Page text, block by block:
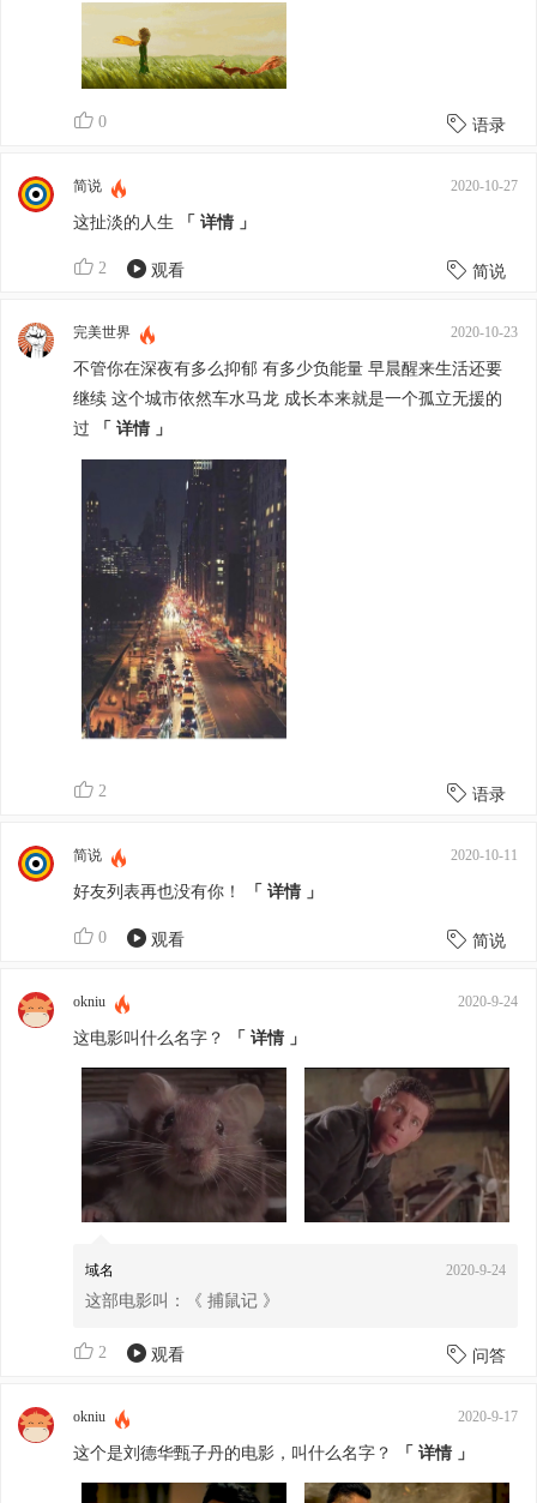
0 语录
简说 2020-10-27
这扯淡的人生 「 详情 」
2 观看 简说
完美世界 2020-10-23
不管你在深夜有多么抑郁 有多少负能量 早晨醒来生活还要
继续 这个城市依然车水马龙 ​​​​ 成长本来就是一个孤立无援的
过 「 详情 」
2 语录
简说 2020-10-11
好友列表再也没有你！ 「 详情 」
0 观看 简说
okniu 2020-9-24
这电影叫什么名字？ 「 详情 」
域名 2020-9-24
这部电影叫：《 捕鼠记 》
2 观看 问答
okniu 2020-9-17
这个是刘德华甄子丹的电影，叫什么名字？ 「 详情 」